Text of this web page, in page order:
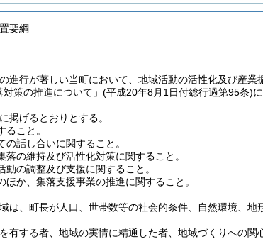
要綱
進行が著しい当町において、地域活動の活性化及び産
策の推進について」 (平成20年8月1日付総行過第95条)
掲げるとおりとする。
こと。
話し合いに関すること。
落の維持及び活性化対策に関すること。
動の調整及び支援に関すること。
ほか、集落支援事業の推進に関すること。
は、町長が人口、世帯数等の社会的条件、自然環境、地
有する者、地域の実情に精通した者、地域づくりへの関